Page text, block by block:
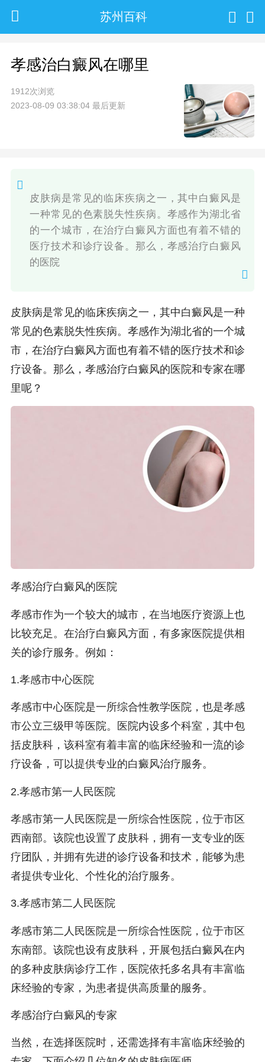
苏州百科
孝感治白癜风在哪里
1912次浏览
2023-08-09 03:38:04 最后更新
皮肤病是常见的临床疾病之一，其中白癜风是
一种常见的色素脱失性疾病。孝感作为湖北省
的一个城市，在治疗白癜风方面也有着不错的
医疗技术和诊疗设备。那么，孝感治疗白癜风
的医院
皮肤病是常见的临床疾病之一，其中白癜风是一种
常见的色素脱失性疾病。孝感作为湖北省的一个城
市，在治疗白癜风方面也有着不错的医疗技术和诊
疗设备。那么，孝感治疗白癜风的医院和专家在哪
里呢？
孝感治疗白癜风的医院
孝感市作为一个较大的城市，在当地医疗资源上也
比较充足。在治疗白癜风方面，有多家医院提供相
关的诊疗服务。例如：
1.孝感市中心医院
孝感市中心医院是一所综合性教学医院，也是孝感
市公立三级甲等医院。医院内设多个科室，其中包
括皮肤科，该科室有着丰富的临床经验和一流的诊
疗设备，可以提供专业的白癜风治疗服务。
2.孝感市第一人民医院
孝感市第一人民医院是一所综合性医院，位于市区
西南部。该院也设置了皮肤科，拥有一支专业的医
疗团队，并拥有先进的诊疗设备和技术，能够为患
者提供专业化、个性化的治疗服务。
3.孝感市第二人民医院
孝感市第二人民医院是一所综合性医院，位于市区
东南部。该院也设有皮肤科，开展包括白癜风在内
的多种皮肤病诊疗工作，医院依托多名具有丰富临
床经验的专家，为患者提供高质量的服务。
孝感治疗白癜风的专家
当然，在选择医院时，还需选择有丰富临床经验的